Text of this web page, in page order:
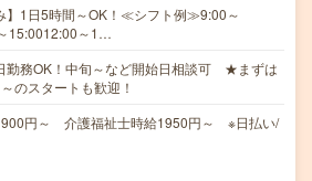
】1日5時間～OK！≪シフト例≫9:00～
15:0012:00～1…
勤務OK！中旬～など開始日相談可 ★まずは
のスタートも歓迎！
円～ 介護福祉士時給1950円～ ※日払い/